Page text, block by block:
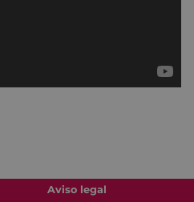
Aviso legal